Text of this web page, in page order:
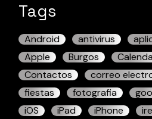
Tags
Android antivirus
Apple
Burgos
Contactos
correo
fiestas
fotografia
iOS
iPad iPhone